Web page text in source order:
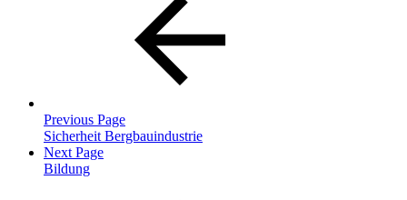
Previous Page
Sicherheit Bergbauindustrie
Next Page
Bildung